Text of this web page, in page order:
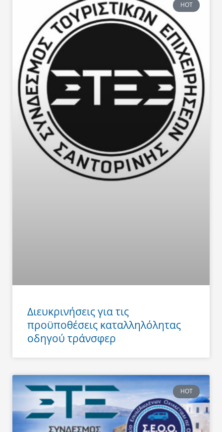
HOT
Διευκρινήσεις για τις
προϋποθέσεις καταλληλόλητας
οδηγού τράνσφερ
HOT